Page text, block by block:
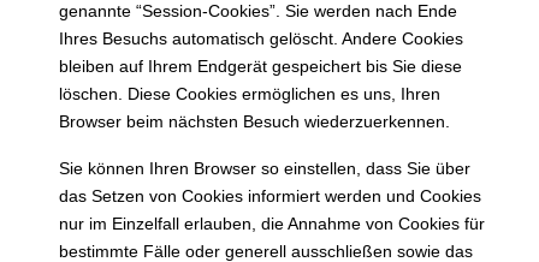
genannte “Session-Cookies”. Sie werden nach Ende
Ihres Besuchs automatisch gelöscht. Andere Cookies
bleiben auf Ihrem Endgerät gespeichert bis Sie diese
löschen. Diese Cookies ermöglichen es uns, Ihren
Browser beim nächsten Besuch wiederzuerkennen.
Sie können Ihren Browser so einstellen, dass Sie über
das Setzen von Cookies informiert werden und Cookies
nur im Einzelfall erlauben, die Annahme von Cookies für
bestimmte Fälle oder generell ausschließen sowie das